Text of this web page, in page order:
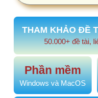
Windows và MacOS
DỊCH VỤ
Bạn chỉ tập trung chuyên
chúng
GỢI Ý VIẾT ĐỀ
AI x10 hiệu suất. Tất cả